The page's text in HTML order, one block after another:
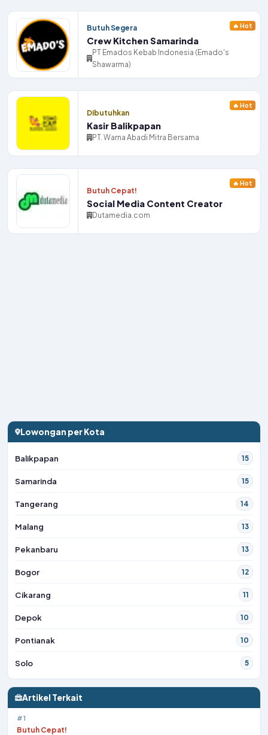
Butuh Segera
Crew Kitchen Samarinda
PT Emados Kebab Indonesia (Emado's
Shawarma)
🔥 Hot
Dibutuhkan
Kasir Balikpapan
PT. Warna Abadi Mitra Bersama
🔥 Hot
Butuh Cepat!
Social Media Content Creator
Dutamedia.com
🔥 Hot
Lowongan per Kota
Balikpapan 15
Samarinda 15
Tangerang 14
Malang 13
Pekanbaru 13
Bogor 12
Cikarang 11
Depok 10
Pontianak 10
Solo 5
Artikel Terkait
#1
Butuh Cepat!